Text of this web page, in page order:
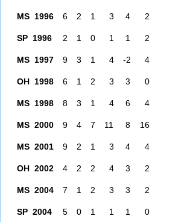
MS 1996 6 2 1 3 4 2
SP 1996 2 1 0 1 1 2
MS 1997 9 3 1 4 -2 4
OH 1998 6 1 2 3 3 0
MS 1998 8 3 1 4 6 4
MS 2000 9 4 7 11 8 16
MS 2001 9 2 1 3 4 4
OH 2002 4 2 2 4 3 2
MS 2004 7 1 2 3 3 2
SP 2004 5 0 1 1 1 0